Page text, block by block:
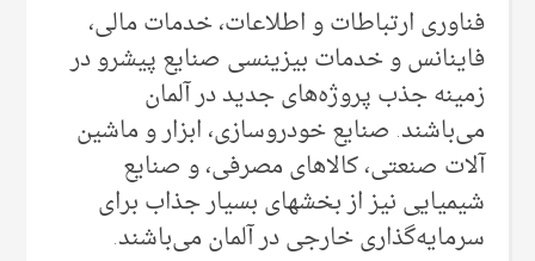
فناوری ارتباطات و اطلاعات، خدمات مالی،
فاینانس و خدمات بیزینسی صنایع پیشرو در
زمینه جذب پروژه‌های جدید در آلمان
می‌‌باشند. صنایع خودروسازی، ابزار و ماشین
آلات صنعتی، کالاهای مصرفی، و صنایع
شیمیایی نیز از بخشهای بسیار جذاب برای
سرمایه‌گذاری خارجی‌ در آلمان می‌‌باشند.